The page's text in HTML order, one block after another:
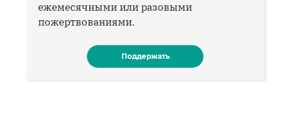
ежемесячными или разовыми
пожертвованиями.
Поддержать